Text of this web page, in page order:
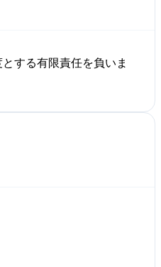
する有限責任を負いま